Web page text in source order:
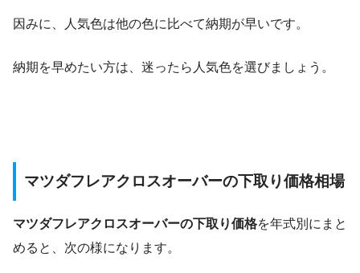
因みに、人気色は他の色に比べて納期が早いです。
納期を早めたい方は、迷ったら人気色を選びましょう。
マツダフレアクロスオーバーの下取り価格相場
マツダフレアクロスオーバーの下取り価格を年式別にまと
めると、次の様になります。